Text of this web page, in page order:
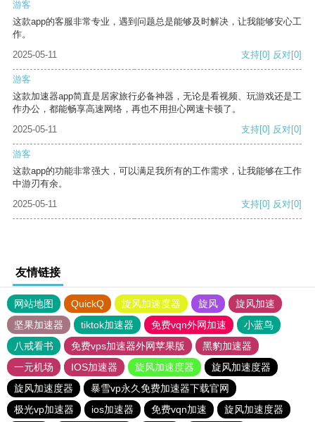
游客
这款app的客服非常专业，遇到问题总是能够及时解决，让我能够安心工
作。
2025-05-11
支持[0] 反对[0]
游客
这款加速器app简直是居家旅行必备神器，无论是看视频、玩游戏还是工
作办公，都能畅享高速网络，再也不用担心网速卡顿了。
2025-05-11
支持[0] 反对[0]
游客
这款app的功能非常强大，可以满足我所有的工作需求，让我能够在工作
中游刃有余。
2025-05-11
支持[0] 反对[0]
友情链接
网站地图 QuickQ 旋风加速度器 旋风
旋风加速
坚果加速器
tiktok加速器 免费vqn外网加速
小蓝鸟
八戒看书
免费vps加速器外网苹果版
黑豹加速器
一元机场
IOS加速器 旋风加速度器
旋风加速度器
旋风加速度器
暴雪vp永久免费加速器下载官网
极光vp加速器
ios加速器 免费vqn加速 旋风加速度器